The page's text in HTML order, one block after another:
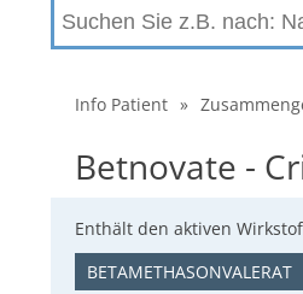
Info Patient »
Betnovate -
Enthält den aktiven
BETAMETHASONVALERAT